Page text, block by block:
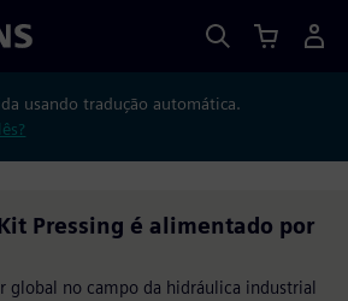
usando tradução automática.
Pressing é alimentado por
global no campo da hidráulica industrial